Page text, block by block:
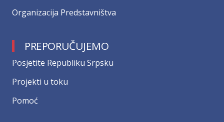
Organizacija Predstavništva
PREPORUČUJEMO
Posjetite Republiku Srpsku
Projekti u toku
Pomoć